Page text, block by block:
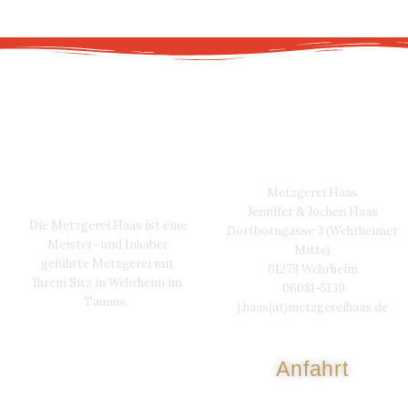
Die Metzgerei Haas ist eine
Meister- und Inhaber
geführte Metzgerei mit
Ihrem Sitz in Wehrheim im
Taunus.
Metzgerei Haas
Jennifer & Jochen Haas
Dorfborngasse 3 (Wehrheimer
Mitte)
61273 Wehrheim
06081-5139
j.haas(at)metzgereihaas.de
Anfahrt